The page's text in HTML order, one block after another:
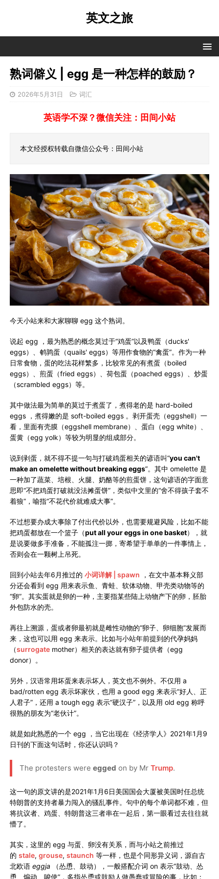
英文之旅
熟词僻义 | egg 是一种怎样的鼓励？
2026年5月31日 词汇
英语学不深？微信关注：田间小站
本文经授权转载自微信公众号：田间小站
今天小站来和大家聊聊 egg 这个熟词。
说起 egg ，最为熟悉的概念莫过于“鸡蛋”以及鸭蛋（ducks'
eggs）、鹌鹑蛋（quails' eggs）等用作食物的“禽蛋”。作为一种
日常食物，蛋的吃法花样繁多，比较常见的有煮蛋（boiled
eggs）、煎蛋（fried eggs）、荷包蛋（poached eggs）、炒蛋
（scrambled eggs）等。
其中做法最为简单的莫过于煮蛋了，煮得老的是 hard-boiled
eggs ，煮得嫩的是 soft-boiled eggs 。剥开蛋壳（eggshell）一
看，里面有壳膜（eggshell membrane）、蛋白（egg white）、
蛋黄（egg yolk）等较为明显的组成部分。
说到剥蛋，就不得不提一句与打破鸡蛋相关的谚语叫“you can't
make an omelette without breaking eggs”。其中 omelette 是
一种加了蔬菜、培根、火腿、奶酪等的煎蛋饼，这句谚语的字面意
思即“不把鸡蛋打破就没法摊蛋饼”，类似中文里的“舍不得孩子套不
着狼”，喻指“不花代价就难成大事”。
不过想要办成大事除了付出代价以外，也需要规避风险，比如不能
把鸡蛋都放在一个篮子（put all your eggs in one basket），就
是说要做多手准备，不能孤注一掷，寄希望于单单的一件事情上，
否则会在一颗树上吊死。
回到小站去年6月推过的 小词详解 | spawn ，在文中基本释义部
分还会看到 egg 用来表示鱼、青蛙、软体动物、甲壳类动物等的
“卵”。其实蛋就是卵的一种，主要指某些陆上动物产下的卵，胚胎
外包防水的壳。
再往上溯源，蛋或者卵最初就是雌性动物的“卵子、卵细胞”发展而
来，这也可以用 egg 来表示。比如与小站年前提到的代孕妈妈
（surrogate mother）相关的表达就有卵子提供者（egg
donor）。
另外，汉语常用坏蛋来表示坏人，英文也不例外。不仅用 a
bad/rotten egg 表示坏家伙，也用 a good egg 来表示“好人、正
人君子”，还用 a tough egg 表示“硬汉子”，以及用 old egg 称呼
很熟的朋友为“老伙计”。
就是如此熟悉的一个 egg ，当它出现在《经济学人》2021年1月9
日刊的下面这句话时，你还认识吗？
The protesters were egged on by Mr Trump.
这一句的原文讲的是2021年1月6日美国国会大厦被美国时任总统
特朗普的支持者暴力闯入的骚乱事件。句中的每个单词都不难，但
将抗议者、鸡蛋、特朗普这三者串在一起后，第一眼看过去往往就
懵了。
其实，这里的 egg 与蛋、卵没有关系，而与小站之前推过
的 stale, grouse, staunch 等一样，也是个同形异义词，源自古
北欧语 eggja （怂恿、鼓动），一般搭配介词 on 表示“鼓动、怂
恿、煽动、唆使”，多指怂恿或鼓励人做愚蠢或冒险的事，比如：